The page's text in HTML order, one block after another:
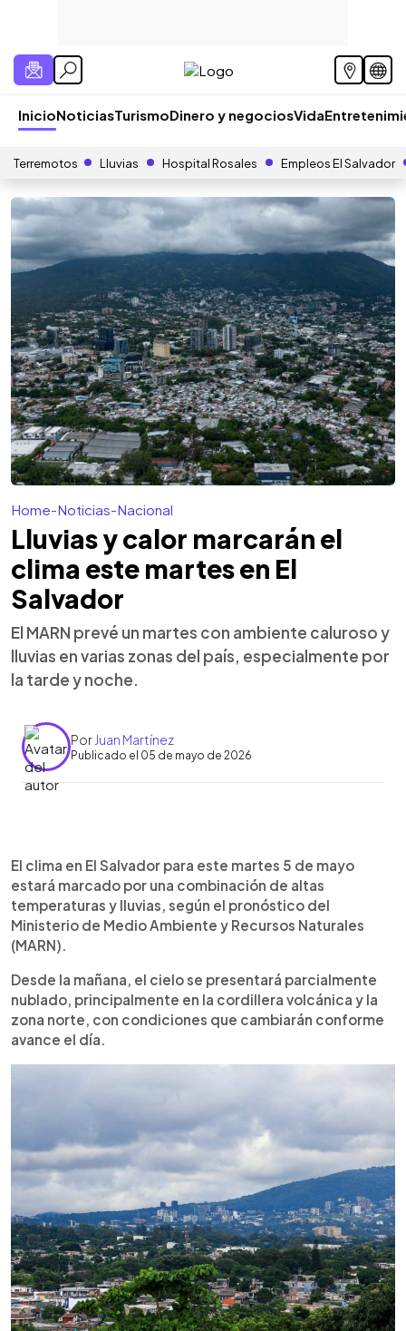
InicioNoticiasTurismoDinero y negociosVida
Terremotos Lluvias Hospital Rosales Empleos El Salvador
Home-Noticias-Nacional
Lluvias y calor marcarán el
clima este martes en El
Salvador
El MARN prevé un martes con ambiente caluroso y
lluvias en varias zonas del país, especialmente por
la tarde y noche.
Por Juan Martínez
Publicado el 05 de mayo de 2026
Escuchar artículo
El Ministerio de Medio Ambiente prevé para este
martes 5 de mayo un clima con altas temperaturas
y lluvias en distintas zonas del país. Durante la
mañana, el cielo estará parcialmente nublado. Por
la tarde, se esperan lluvias y tormentas en la
cordillera volcánica, zona norte, centro y
occidente. En la noche, las precipitaciones
continuarán en varios sectores. Las temperaturas
alcanzarán hasta 38 °C en San Miguel. El viento
será de 10 a 20 km/h, con ráfagas de hasta 30
vaguadas y humedad proveniente del Pacífico, lo
El clima en El Salvador para este martes 5 de mayo
estará marcado por una combinación de altas
temperaturas y lluvias, según el pronóstico del
Ministerio de Medio Ambiente y Recursos Naturales
(MARN).
Desde la mañana, el cielo se presentará parcialmente
nublado, principalmente en la cordillera volcánica y la
zona norte, con condiciones que cambiarán conforme
avance el día.